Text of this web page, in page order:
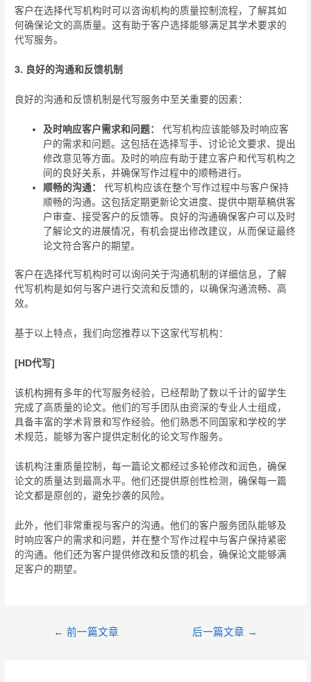
客户在选择代写机构时可以咨询机构的质量控制流程，了解其如
何确保论文的高质量。这有助于客户选择能够满足其学术要求的
代写服务。
3. 良好的沟通和反馈机制
良好的沟通和反馈机制是代写服务中至关重要的因素：
及时响应客户需求和问题：
代写机构应该能够及时响应客
户的需求和问题。这包括在选择写手、讨论论文要求、提出
修改意见等方面。及时的响应有助于建立客户和代写机构之
间的良好关系，并确保写作过程中的顺畅进行。
顺畅的沟通：
代写机构应该在整个写作过程中与客户保持
顺畅的沟通。这包括定期更新论文进度、提供中期草稿供客
户审查、接受客户的反馈等。良好的沟通确保客户可以及时
了解论文的进展情况，有机会提出修改建议，从而保证最终
论文符合客户的期望。
客户在选择代写机构时可以询问关于沟通机制的详细信息，了解
代写机构是如何与客户进行交流和反馈的，以确保沟通流畅、高
效。
基于以上特点，我们向您推荐以下这家代写机构：
[HD代写]
该机构拥有多年的代写服务经验，已经帮助了数以千计的留学生
完成了高质量的论文。他们的写手团队由资深的专业人士组成，
具备丰富的学术背景和写作经验。他们熟悉不同国家和学校的学
术规范，能够为客户提供定制化的论文写作服务。
该机构注重质量控制，每一篇论文都经过多轮修改和润色，确保
论文的质量达到最高水平。他们还提供原创性检测，确保每一篇
论文都是原创的，避免抄袭的风险。
此外，他们非常重视与客户的沟通。他们的客户服务团队能够及
时响应客户的需求和问题，并在整个写作过程中与客户保持紧密
的沟通。他们还为客户提供修改和反馈的机会，确保论文能够满
足客户的期望。
← 前一篇文章 后一篇文章 →